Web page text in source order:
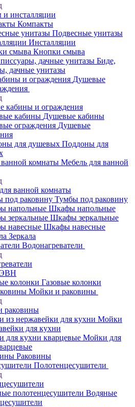
и инсталляции
Компакты
Подвесные унитазы
Инсталляции
Кнопки смыва
Биде,
дачные унитазы
Душевые
кабины и ограждения
Душевые кабины
Душевые
Поддоны для
Мебель для ванной
ванной комнаты
Тумбы под раковину
Шкафы напольные
Шкафы зеркальные
Шкафы навесные
Зеркала
Водонагреватели
Газовые колонки
Мойки и раковины
раковины
Мойки
для кухни
Мойки для
Раковины
Полотенцесушители
Водяные